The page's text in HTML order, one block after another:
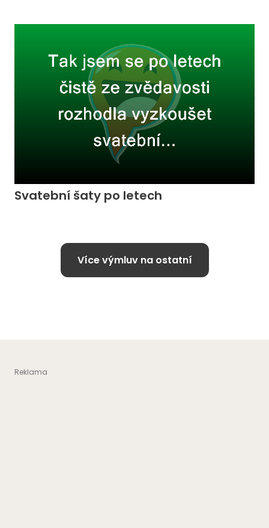
Svatební šaty po letech
Více výmluv na ostatní